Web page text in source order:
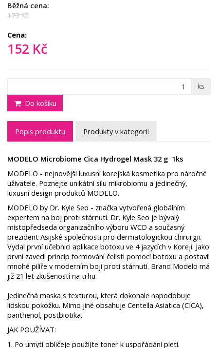
Běžná cena:
179 Kč
Cena:
152 Kč
ks
Do košíku
Popis produktu Produkty v kategorii
MODELO Microbiome Cica Hydrogel Mask 32 g 1ks
MODELO - nejnovější luxusní korejská kosmetika pro náročné
uživatele. Poznejte unikátní sílu mikrobiomu a jedinečný,
luxusní design produktů MODELO.
MODELO by Dr. Kyle Seo - značka vytvořená globálním
expertem na boj proti stárnutí. Dr. Kyle Seo je bývalý
místopředseda organizačního výboru WCD a současný
prezident Asijské společnosti pro dermatologickou chirurgii.
Vydal první učebnici aplikace botoxu ve 4 jazycích v Koreji. Jako
první zavedl princip formování čelisti pomocí botoxu a postavil
mnohé pilíře v moderním boji proti stárnutí. Brand Modelo má
již 21 let zkušeností na trhu.
Jedinečná maska s texturou, která dokonale napodobuje
lidskou pokožku. Mimo jiné obsahuje Centella Asiatica (CICA),
panthenol, postbiotika.
JAK POUŽÍVAT:
1. Po umytí obličeje použijte toner k uspořádání pleti.